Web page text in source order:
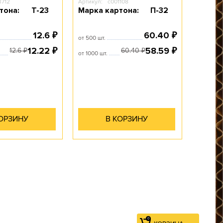
0
КОРЗИНА
Т-23
12.6 ₽
12.6₽12.22 ₽
Артикул: c001108
Марка картона: П-32
от 500 шт. 60.40 ₽
от 1000 шт. 60.40₽58.59 ₽
В КОРЗИНУ